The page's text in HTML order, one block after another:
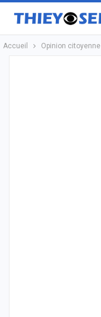
Accueil Opinion citoyenne